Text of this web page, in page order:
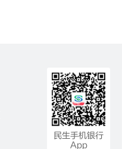
民生手机银行
App